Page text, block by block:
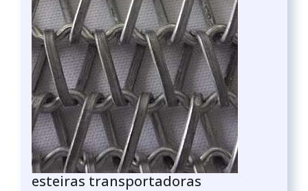
esteiras transportadoras